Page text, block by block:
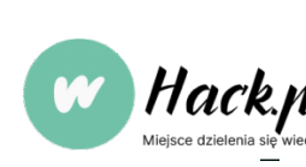
treści